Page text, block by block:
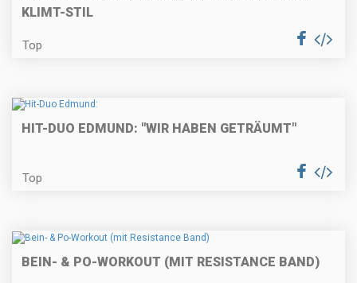
KLIMT-STIL
Top
HIT-DUO EDMUND: "WIR HABEN GETRÄUMT"
Top
BEIN- & PO-WORKOUT (MIT RESISTANCE BAND)